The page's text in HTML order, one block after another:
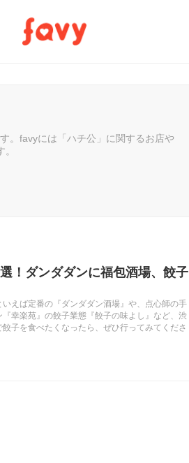
。favyには「ハチ公」に関するお店や
！ダンダダンに福包酒場、餃子
えば定番の『ダンダダン酒場』や、点心師の手
幸楽苑』の餃子業態『餃子の味よし』など、渋
子を食べたくなったら、ぜひ行ってみてくださ